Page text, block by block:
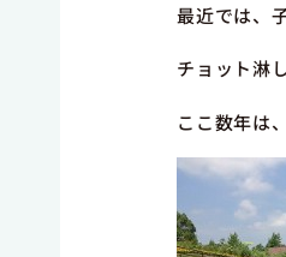
最近では、
チョット淋
ここ数年は